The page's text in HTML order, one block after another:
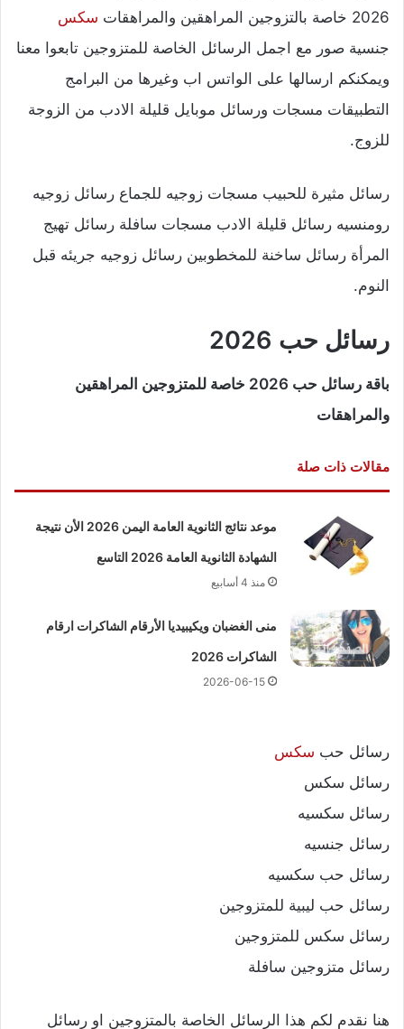
2026 خاصة بالتزوجين المراهقين والمراهقات
سكس
جنسية صور مع اجمل الرسائل الخاصة للمتزوجين تابعوا معنا
ويمكنكم ارسالها على الواتس اب وغيرها من البرامج
التطبيقات مسجات ورسائل موبايل قليلة الادب من الزوجة
للزوج.
رسائل مثيرة للحبيب مسجات زوجيه للجماع رسائل زوجيه
رومنسيه رسائل قليلة الادب مسجات سافلة رسائل تهيج
المرأة رسائل ساخنة للمخطوبين رسائل زوجيه جريئه قبل
النوم.
رسائل حب 2026
باقة رسائل حب 2026 خاصة للمتزوجين المراهقين
والمراهقات
مقالات ذات صلة
موعد نتائج الثانوية العامة اليمن 2026 الأن نتيجة
الشهادة الثانوية العامة 2026 التاسع
منذ 4 أسابيع
منى الغضبان ويكيبيديا الأرقام الشاكرات ارقام
الشاكرات 2026
2026-06-15
رسائل حب سكس
رسائل سكس
رسائل سكسيه
رسائل جنسيه
رسائل حب سكسيه
رسائل حب ليبية للمتزوجين
رسائل سكس للمتزوجين
رسائل متزوجين سافلة
هنا نقدم لكم هذا الرسائل الخاصة بالمتزوجين او رسائل